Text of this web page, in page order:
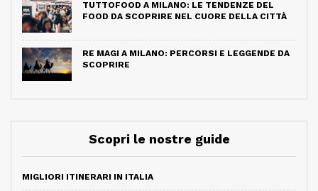
TUTTOFOOD A MILANO: LE TENDENZE DEL
FOOD DA SCOPRIRE NEL CUORE DELLA CITTÀ
RE MAGI A MILANO: PERCORSI E LEGGENDE DA
SCOPRIRE
Scopri le nostre guide
MIGLIORI ITINERARI IN ITALIA